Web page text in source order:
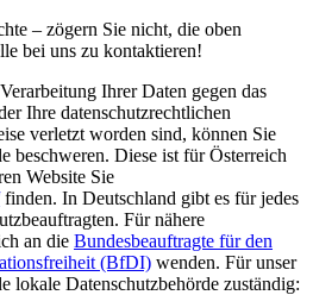
– zögern Sie nicht, die oben
bei uns zu kontaktieren!
Ihrer Daten gegen das
Ihre datenschutzrechtlichen
verletzt worden sind, können Sie
beschweren. Diese ist für Österreich
Website Sie
finden. In Deutschland gibt es für jedes
Für nähere
an die Bundesbeauftragte für den
(BfDI) wenden. Für unser
lokale Datenschutzbehörde zuständig: